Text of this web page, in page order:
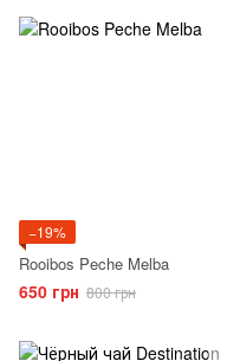
−19%
Rooibos Peche Melba
650 грн 800 грн